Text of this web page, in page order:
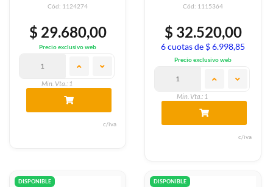
Cód: 1124274
$ 29.680,00
Precio exclusivo web
Min. Vta.: 1
c/iva
Cód: 1115364
$ 32.520,00
6 cuotas de $ 6.998,85
Precio exclusivo web
Min. Vta.: 1
c/iva
DISPONIBLE DISPONIBLE